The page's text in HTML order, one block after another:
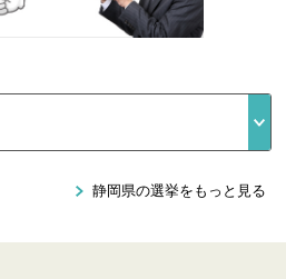
静岡県の選挙をもっと見る